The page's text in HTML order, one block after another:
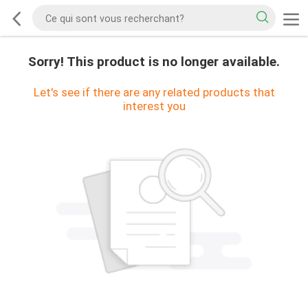
Sorry! This product is no longer available.
Let's see if there are any related products that
interest you